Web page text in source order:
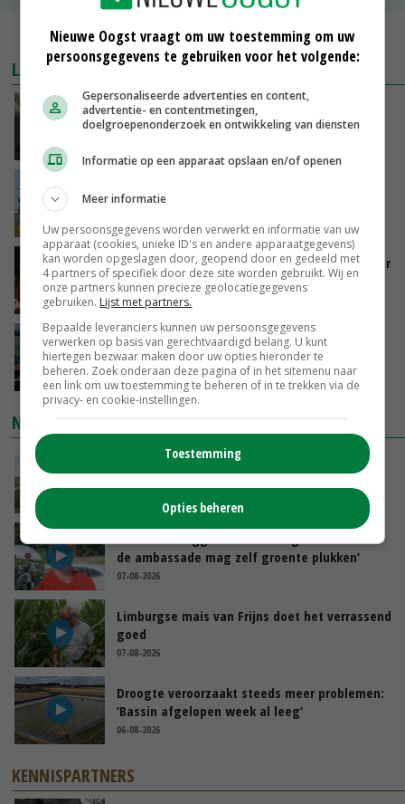
MEER MARKTPRIJZEN
LAATSTE NIEUWS
‘Samenwerking A-ware en Amalthea gaat
zorgen voor meer balans’
groot: Nederland in Europese top
Vlaamse varkensstapel krimpt, pluimveesector
groeit door schaalvergroting
GISTEREN, 15:20
‘Cijfer jezelf niet weg en doe vooral ook waar
je gelukkig van wordt’
GISTEREN, 13:31
NIEUWSTE VIDEO'S
POAH!: John Deere 7730
Oekraïne-vlogger Kees Huizinga: ‘Bezoek van
de ambassade mag zelf groente plukken’
07-08-2026
Limburgse mais van Frijns doet het verrassend
goed
07-08-2026
Droogte veroorzaakt steeds meer problemen:
‘Bassin afgelopen week al leeg’
06-08-2026
KENNISPARTNERS
Nieuwe Oogst vraagt om uw toestemming om uw
persoonsgegevens te gebruiken voor het volgende:
Gepersonaliseerde advertenties en content,
advertentie- en contentmetingen,
doelgroepenonderzoek en ontwikkeling van diensten
Informatie op een apparaat opslaan en/of openen
Meer informatie
Uw persoonsgegevens worden verwerkt en informatie van uw
apparaat (cookies, unieke ID's en andere apparaatgegevens)
kan worden opgeslagen door, geopend door en gedeeld met
4 partners of specifiek door deze site worden gebruikt. Wij en
onze partners kunnen precieze geolocatiegegevens
gebruiken. Lijst met partners.
Bepaalde leveranciers kunnen uw persoonsgegevens
verwerken op basis van gerechtvaardigd belang. U kunt
hiertegen bezwaar maken door uw opties hieronder te
beheren. Zoek onderaan deze pagina of in het sitemenu naar
een link om uw toestemming te beheren of in te trekken via de
privacy- en cookie-instellingen.
Toestemming
Opties beheren